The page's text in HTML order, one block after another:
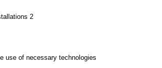
2
use of necessary technologies